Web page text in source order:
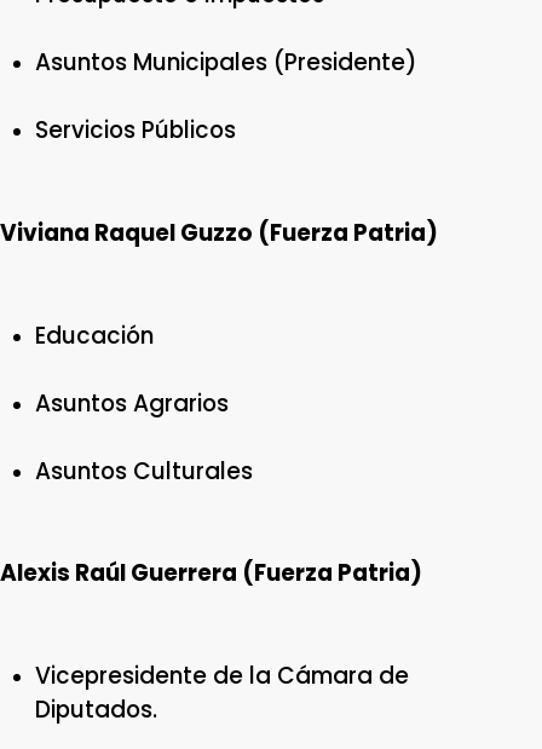
Asuntos Municipales (Presidente)
Servicios Públicos
Viviana Raquel Guzzo (Fuerza Patria)
Educación
Asuntos Agrarios
Asuntos Culturales
Alexis Raúl Guerrera (Fuerza Patria)
Vicepresidente de la Cámara de
Diputados.